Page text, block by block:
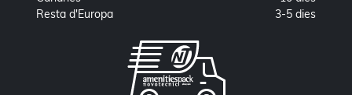
Resta d'Europa
3-5 dies